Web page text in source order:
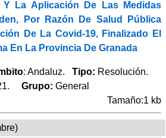
Y La Aplicación De Las Medidas
Por Razón De Salud Pública
De La Covid-19, Finalizado El
En La Provincia De Granada
: Andaluz. Tipo: Resolución.
Grupo: General
Tamaño:1 kb